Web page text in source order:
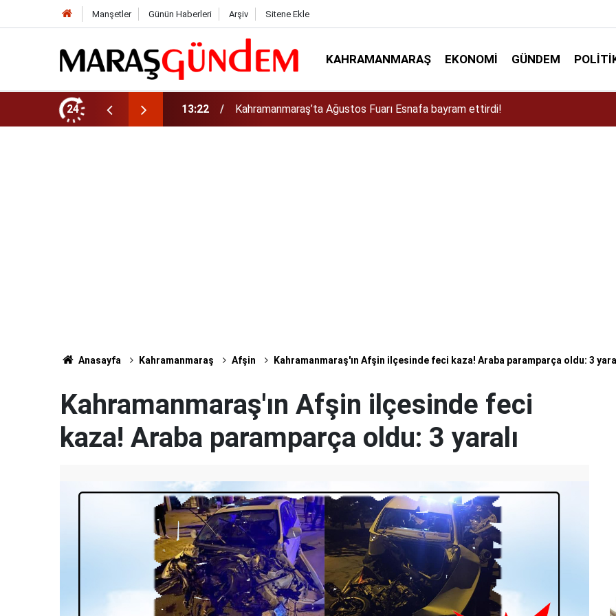
Manşetler Günün Haberleri Arşiv Sitene Ekle
KAHRAMANMARAŞ EKONOMI GÜNDEM
24 13:17 Kahramanmaraş’ta Dulkadiroğlu Kırsalına 45 Milyonluk Yol Yatırımı!
Anasayfa Kahramanmaraş Afşin Kahramanmaraş'ın Afşin ilçesinde feci kaza! Araba paramparça oldu: 3
Kahramanmaraş'ın Afşin ilçesinde feci
kaza! Araba paramparça oldu: 3 yaralı